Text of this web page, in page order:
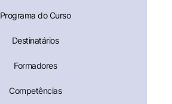
Programa do Curso
Destinatários
Formadores
Competências